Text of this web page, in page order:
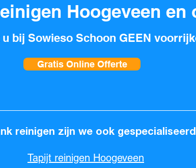
Hoogeveen en
u bij Sowieso Schoon GEEN
Gratis Online Offerte
reinigen zijn we ook
Tapijt reinigen Hoogeveen